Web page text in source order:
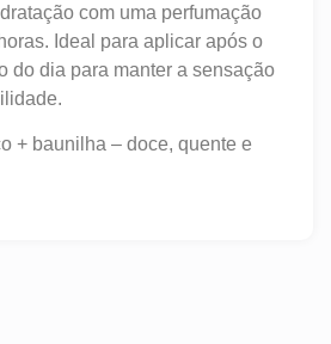
com uma perfumação
Ideal para aplicar após o
do dia para manter a sensação
+ baunilha – doce, quente e